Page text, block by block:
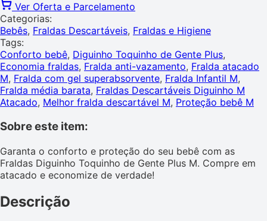
Ver Oferta e Parcelamento
Categorias:
Bebês, Fraldas Descartáveis, Fraldas e Higiene
Tags:
Conforto bebê, Diguinho Toquinho de Gente Plus,
Economia fraldas, Fralda anti-vazamento, Fralda atacado
M, Fralda com gel superabsorvente, Fralda Infantil M,
Fralda média barata, Fraldas Descartáveis Diguinho M
Atacado, Melhor fralda descartável M, Proteção bebê M
Sobre este item:
Garanta o conforto e proteção do seu bebê com as
Fraldas Diguinho Toquinho de Gente Plus M. Compre em
atacado e economize de verdade!
Descrição